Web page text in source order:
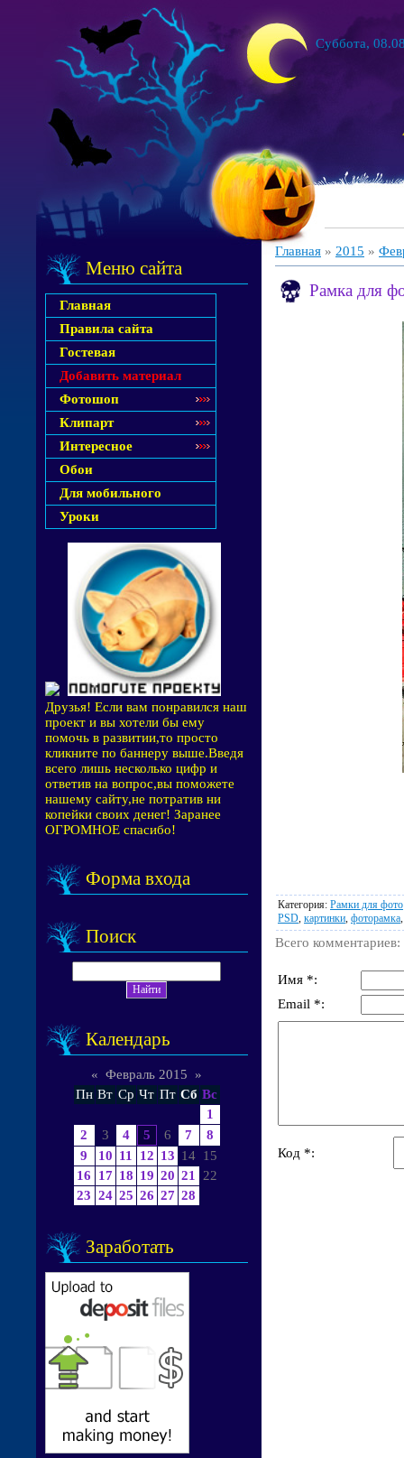
Суббота,
Меню сайта
Главная
Правила сайта
Гостевая
Добавить материал
Фотошоп
Клипарт
Интересное
Обои
Для мобильного
Уроки
Друзья! Если вам понравился наш
проект и вы хотели бы ему
помочь в развитии,то просто
кликните по баннеру выше.Введя
всего лишь несколько цифр и
ответив на вопрос,вы поможете
нашему сайту,не потратив ни
копейки своих денег! Заранее
ОГРОМНОЕ спасибо!
Форма входа
Поиск
Календарь
« Февраль 2015
»
Пн Вт Ср Чт Пт Сб Вс
1
2
3 4 5 6 7
8
9
10 11 12 13 14 15
16
17 18 19 20 21
22
23 24 25 26 27 28
Заработать
Главная » 2015 »
Рамка для
Категория: Рамки для фото
PSD картинки фоторамка
Всего комментариев:
Имя *:
Email *:
Код *: